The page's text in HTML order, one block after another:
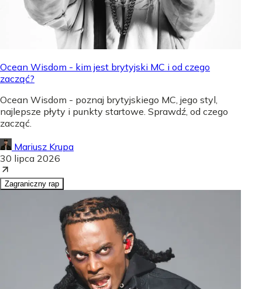
Ocean Wisdom - kim jest brytyjski MC i od czego
zacząć?
Ocean Wisdom - poznaj brytyjskiego MC, jego styl,
najlepsze płyty i punkty startowe. Sprawdź, od czego
zacząć.
Mariusz Krupa
30 lipca 2026
Zagraniczny rap